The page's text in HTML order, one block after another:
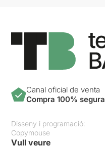
Canal oficial de venta
Compra 100% segura
Disseny i programació:
Copymouse
Vull veure